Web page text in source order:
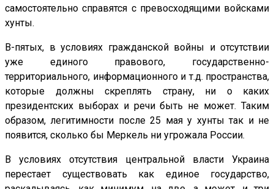
самостоятельно справятся с превосходящими войсками
хунты.
В-пятых, в условиях гражданской войны и отсутствии
уже единого правового, государственно-
территориального, информационного и т.д. пространства,
которые должны скреплять страну, ни о каких
президентских выборах и речи быть не может. Таким
образом, легитимности после 25 мая у хунты так и не
появится, сколько бы Меркель ни угрожала России.
В условиях отсутствия центральной власти Украина
перестает существовать как единое государство,